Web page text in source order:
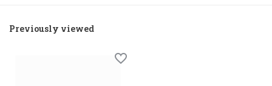
Previously viewed